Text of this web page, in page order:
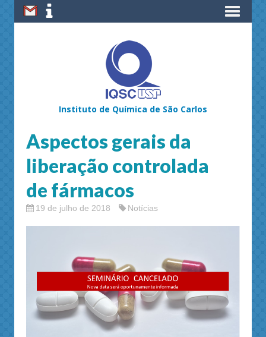
Instituto de Química de São Carlos
Aspectos gerais da
liberação controlada
de fármacos
19 de julho de 2018 Notícias